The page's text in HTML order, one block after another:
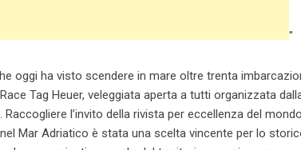
"
oggi ha visto scendere in mare oltre trenta
Tag Heuer, veleggiata aperta a tutti organizzata
l’invito della rivista per eccellenza del
Mar Adriatico è stata una scelta vincente per lo